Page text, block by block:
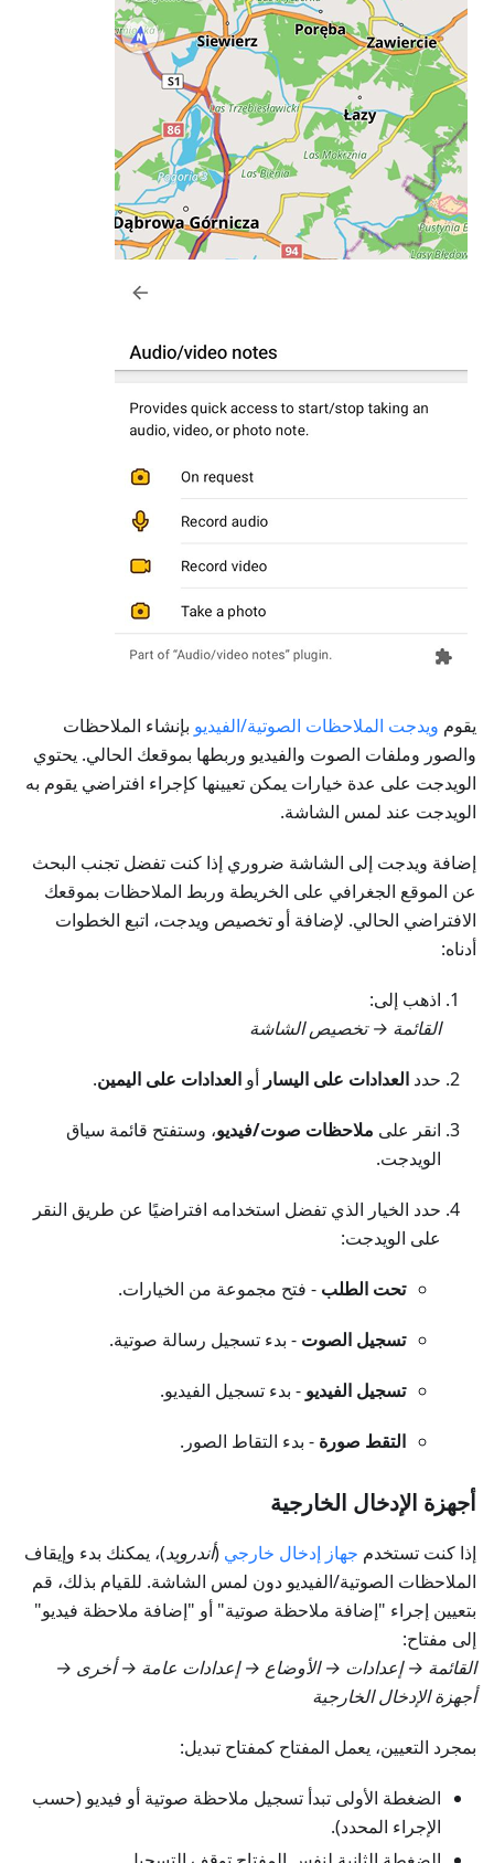
يقوم ويدجت الملاحظات الصوتية/الفيديو بإنشاء الملاحظات
والصور وملفات الصوت والفيديو وربطها بموقعك الحالي. يحتوي
الويدجت على عدة خيارات يمكن تعيينها كإجراء افتراضي يقوم به
الويدجت عند لمس الشاشة.
إضافة ويدجت إلى الشاشة ضروري إذا كنت تفضل تجنب البحث
عن الموقع الجغرافي على الخريطة وربط الملاحظات بموقعك
الافتراضي الحالي. لإضافة أو تخصيص ويدجت، اتبع الخطوات
أدناه:
اذهب إلى:
القائمة → تخصيص الشاشة
حدد العدادات على اليسار أو العدادات على اليمين.
انقر على ملاحظات صوت/فيديو، وستفتح قائمة سياق
الويدجت.
حدد الخيار الذي تفضل استخدامه افتراضيًا عن طريق النقر
على الويدجت:
تحت الطلب - فتح مجموعة من الخيارات.
تسجيل الصوت - بدء تسجيل رسالة صوتية.
تسجيل الفيديو - بدء تسجيل الفيديو.
التقط صورة - بدء التقاط الصور.
أجهزة الإدخال الخارجية
إذا كنت تستخدم جهاز إدخال خارجي (أندرويد)، يمكنك بدء وإيقاف
الملاحظات الصوتية/الفيديو دون لمس الشاشة. للقيام بذلك، قم
بتعيين إجراء "إضافة ملاحظة صوتية" أو "إضافة ملاحظة فيديو"
إلى مفتاح:
القائمة → إعدادات → الأوضاع → إعدادات عامة → أخرى →
أجهزة الإدخال الخارجية
بمجرد التعيين، يعمل المفتاح كمفتاح تبديل:
الضغطة الأولى تبدأ تسجيل ملاحظة صوتية أو فيديو (حسب
الإجراء المحدد).